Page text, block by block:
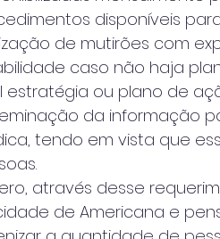
disponíveis
de mutirões com
caso não haja
estratégia ou plano de
da informação
tendo em vista que
através desse
de Americana e